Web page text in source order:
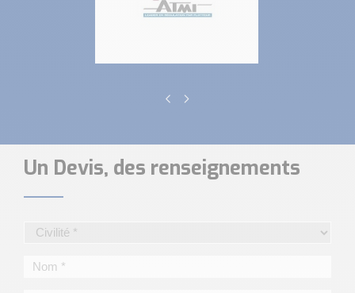
Un Devis, des renseignements